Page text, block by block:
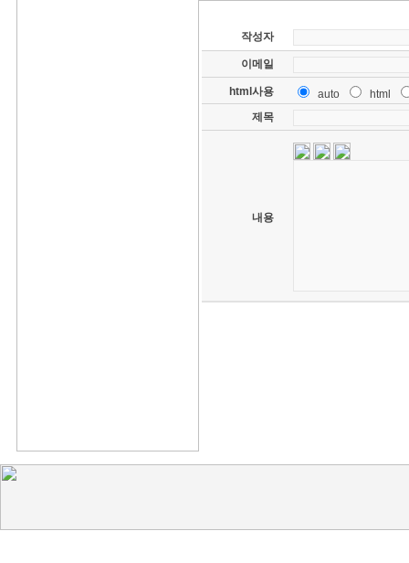
작성자
이메일
html사용 auto
html
제목
내용